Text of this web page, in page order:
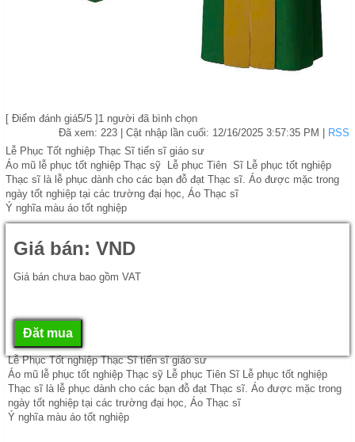
[ Điểm đánh giá5/5 ] 1 người đã bình chọn
Đã xem: 223 | Cật nhập lần cuối: 12/16/2025 3:57:35 PM
RSS
Lễ Phục Tốt nghiệp Thạc Sĩ tiến sĩ giáo sư
Áo mũ lễ phục tốt nghiệp Thạc sỹ Lễ phục Tiên Sĩ Lễ phục tốt nghiệp
Thạc sĩ là lễ phục dành cho các bạn đỗ đạt Thạc sĩ. Áo được mặc trong
ngày tốt nghiệp tại các trường đại học, Áo Thạc sĩ
Ý nghĩa màu áo tốt nghiệp
Giá bán: VND
Giá bán chưa bao gồm VAT
Lễ Phục Tốt nghiệp Thạc Sĩ tiến sĩ giáo sư
Áo mũ lễ phục tốt nghiệp Thạc sỹ Lễ phục Tiên Sĩ Lễ phục tốt nghiệp
Thạc sĩ là lễ phục dành cho các bạn đỗ đạt Thạc sĩ. Áo được mặc trong
ngày tốt nghiệp tại các trường đại học, Áo Thạc sĩ
Ý nghĩa màu áo tốt nghiệp